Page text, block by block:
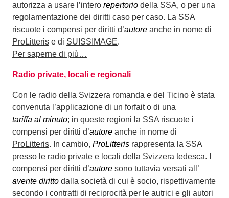
autorizza a usare l’intero repertorio della SSA, o per una
regolamentazione dei diritti caso per caso. La SSA
riscuote i compensi per diritti d’autore anche in nome di
ProLitteris e di SUISSIMAGE.
Per saperne di più…
Radio private, locali e regionali
Con le radio della Svizzera romanda e del Ticino è stata
convenuta l’applicazione di un forfait o di una
tariffa al minuto; in queste regioni la SSA riscuote i
compensi per diritti d’autore anche in nome di
ProLitteris. In cambio, ProLitteris rappresenta la SSA
presso le radio private e locali della Svizzera tedesca. I
compensi per diritti d’autore sono tuttavia versati all’
avente diritto dalla società di cui è socio, rispettivamente
secondo i contratti di reciprocità per le autrici e gli autori